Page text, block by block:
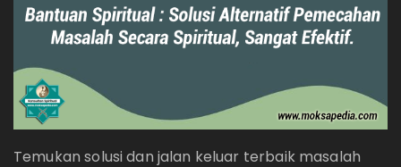
Temukan solusi dan jalan keluar terbaik masalah